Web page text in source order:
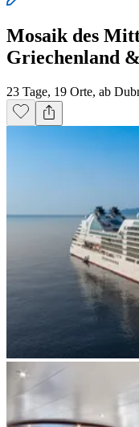
Mosaik des
Griechenland
23 Tage, 19 Orte, ab